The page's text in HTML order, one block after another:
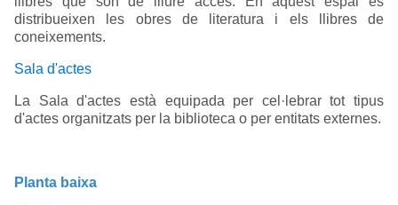
distribueixen les obres de literatura i els llibres de
coneixements.
Sala d'actes
La Sala d'actes està equipada per cel·lebrar tot tipus
d'actes organitzats per la biblioteca o per entitats externes.
Planta baixa